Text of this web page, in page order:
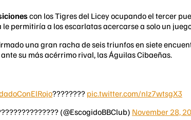
con los Tigres del Licey ocupando el tercer
permitiría a los escarlatas acercarse a solo un
una gran racha de seis triunfos en siete
su más acérrimo rival, las Águilas Cibaeñas.
???????? pic.twitter.com/nIz7wtsgX3
(@EscogidoBBClub) November 28,